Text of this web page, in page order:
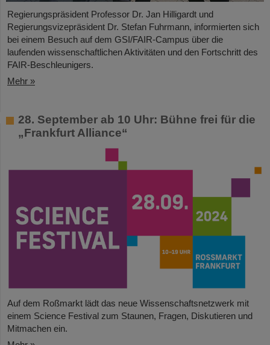
Regierungspräsident Professor Dr. Jan Hilligardt und
Regierungsvizepräsident Dr. Stefan Fuhrmann, informierten sich
bei einem Besuch auf dem GSI/FAIR-Campus über die
laufenden wissenschaftlichen Aktivitäten und den Fortschritt des
FAIR-Beschleunigers.
Mehr »
28. September ab 10 Uhr: Bühne frei für die
„Frankfurt Alliance“
Auf dem Roßmarkt lädt das neue Wissenschaftsnetzwerk mit
einem Science Festival zum Staunen, Fragen, Diskutieren und
Mitmachen ein.